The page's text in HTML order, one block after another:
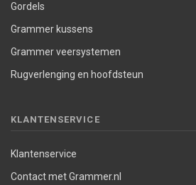
Gordels
Grammer kussens
Grammer veersystemen
Rugverlenging en hoofdsteun
KLANTENSERVICE
Klantenservice
Contact met Grammer.nl